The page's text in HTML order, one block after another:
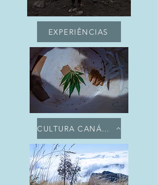
EXPERIÊNCIAS
CULTURA CANÁBICA